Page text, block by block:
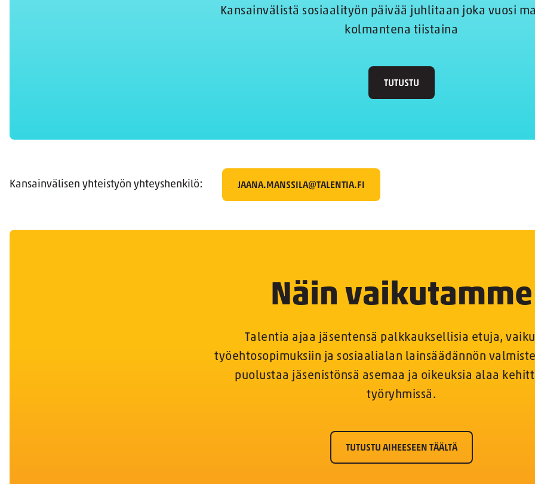
Kansainvälistä sosiaalityön päivää juhlitaan joka vuosi
kolmantena tiistaina
TUTUSTU
Kansainvälisen yhteistyön yhteyshenkilö: JAANA.MANSSILA@TALENTIA.FI
Näin vaikutamme
Talentia ajaa jäsentensä palkkauksellisia etuja,
työehtosopimuksiin ja sosiaalialan lainsäädännön
puolustaa jäsenistönsä asemaa ja oikeuksia alaa
työryhmissä.
TUTUSTU AIHEESEEN TÄÄLTÄ